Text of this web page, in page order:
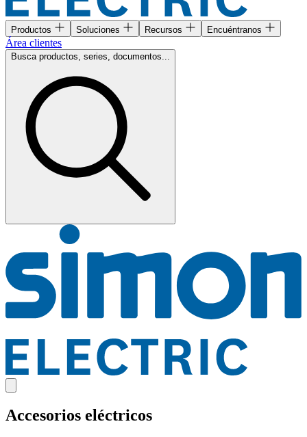
Productos Soluciones Recursos Encuéntranos
Área clientes
Busca productos, series, documentos...
Accesorios eléctricos